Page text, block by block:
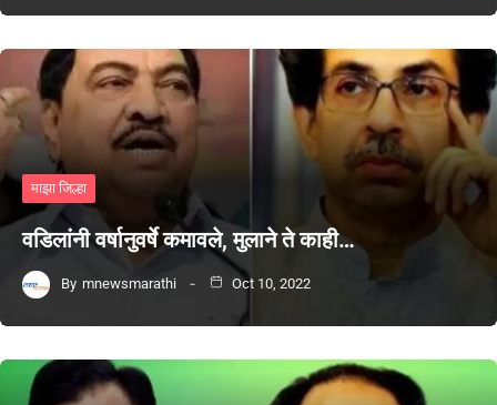
माझा जिल्हा
वडिलांनी वर्षानुवर्षे कमावले, मुलाने ते काही…
By mnewsmarathi Oct 10, 2022